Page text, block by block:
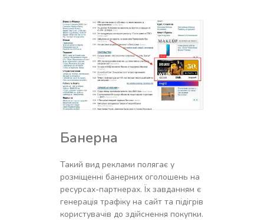
Банерна
Такий вид реклами полягає у
розміщенні банерних оголошень на
ресурсах-партнерах. Їх завданням є
генерація трафіку на сайт та підігрів
користувачів до здійснення покупки.